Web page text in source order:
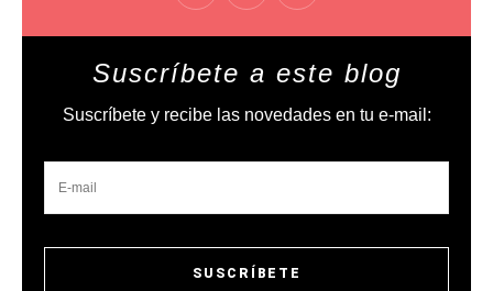
Suscríbete a este blog
Suscríbete y recibe las novedades en tu e-mail: